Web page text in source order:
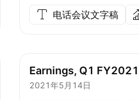
电话会议文字稿
Earnings, Q1 FY2021
2021年5月14日